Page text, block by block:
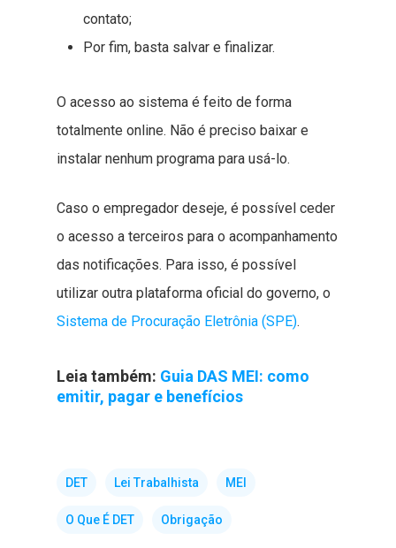
contato;
Por fim, basta salvar e finalizar.
O acesso ao sistema é feito de forma
totalmente online. Não é preciso baixar e
instalar nenhum programa para usá-lo.
Caso o empregador deseje, é possível ceder
o acesso a terceiros para o acompanhamento
das notificações. Para isso, é possível
utilizar outra plataforma oficial do governo, o
Sistema de Procuração Eletrônia (SPE).
Leia também: Guia DAS MEI: como
emitir, pagar e benefícios
DET Lei Trabalhista MEI
O Que É DET Obrigação